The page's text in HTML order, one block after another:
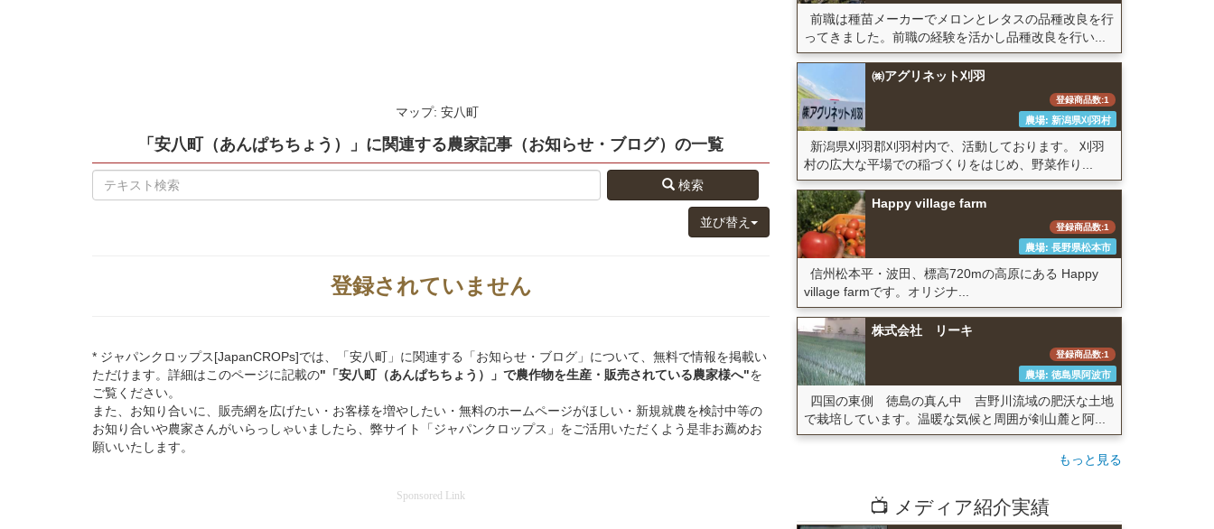
マップ: 安八町
「安八町（あんぱちちょう）」 に関連する農家記事（お知らせ・ブログ） の一覧
検索
並び替え
登録されていません
* ジャパンクロップス[JapanCROPs]では、「安八町」に関連する「お知らせ・ブログ」について、無料で情報を掲載い
ただけます。詳細はこのページに記載の"「安八町（あんぱちちょう）」 で農作物を生産・販売されている農家様へ"を
ご覧ください。
また、お知り合いに、販売網を広げたい・お客様を増やしたい・無料のホームページがほしい・新規就農を検討中等の
お知り合いや農家さんがいらっしゃいましたら、弊サイト「ジャパンクロップス」をご活用いただくよう是非お薦めお
願いいたします。
Sponsored Link
前職は種苗メーカーでメロンとレタスの品種改良を行
ってきました。前職の経験を活かし品種改良を行い...
㈱アグリネット刈羽
登録商品数:1
農場: 新潟県刈羽村
新潟県刈羽郡刈羽村内で、活動しております。 刈羽
村の広大な平場での稲づくりをはじめ、野菜作り...
Happy village farm
登録商品数:1
農場: 長野県松本市
信州松本平・波田、標高720mの高原にある Happy
village farmです。オリジナ...
株式会社 リーキ
登録商品数:1
農場: 徳島県阿波市
四国の東側 徳島の真ん中 吉野川流域の肥沃な土地
で栽培しています。温暖な気候と周囲が剣山麓と阿...
もっと見る
📺 メディア紹介実績